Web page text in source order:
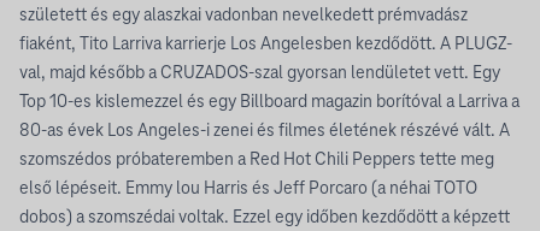
született és egy alaszkai vadonban nevelkedett prémvadász
fiaként, Tito Larriva karrierje Los Angelesben kezdődött. A PLUGZ-
val, majd később a CRUZADOS-szal gyorsan lendületet vett. Egy
Top 10-es kislemezzel és egy Billboard magazin borítóval a Larriva a
80-as évek Los Angeles-i zenei és filmes életének részévé vált. A
szomszédos próbateremben a Red Hot Chili Peppers tette meg
első lépéseit. Emmy lou Harris és Jeff Porcaro (a néhai TOTO
dobos) a szomszédai voltak. Ezzel egy időben kezdődött a képzett